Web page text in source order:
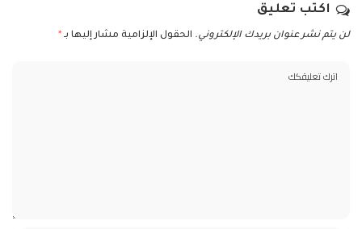
اكتب تعليق
لن يتم نشر عنوان بريدك الإلكتروني. الحقول الإلزامية مشار إليها بـ *